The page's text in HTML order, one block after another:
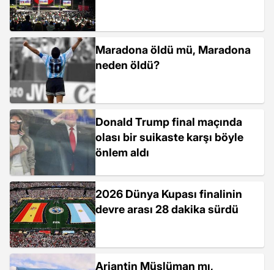
Maradona öldü mü, Maradona
neden öldü?
Donald Trump final maçında
olası bir suikaste karşı böyle
önlem aldı
2026 Dünya Kupası finalinin
devre arası 28 dakika sürdü
Arjantin Müslüman mı,